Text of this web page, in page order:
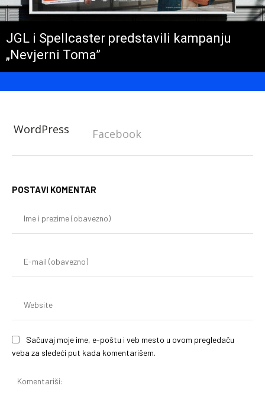
JGL i Spellcaster predstavili kampanju
„Nevjerni Toma”
WordPress Facebook
POSTAVI KOMENTAR
Sačuvaj moje ime, e-poštu i veb mesto u ovom pregledaču
veba za sledeći put kada komentarišem.